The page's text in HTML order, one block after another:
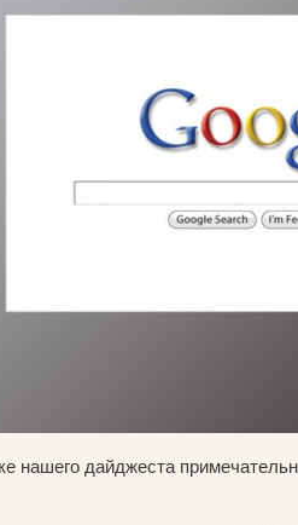
нашего дайджеста